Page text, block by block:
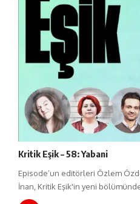
Kritik Eşik – 58: Yabani
Episode’un editörleri Özlem
İnan, Kritik Eşik'in yeni